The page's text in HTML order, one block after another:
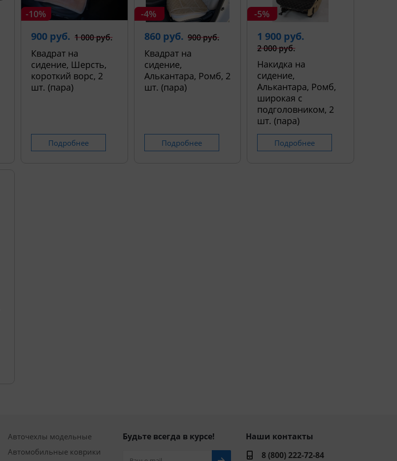
-10%
900 руб. 1 000 руб.
Квадрат на
сидение, Шерсть,
короткий ворс, 2
шт. (пара)
Подробнее
-4%
860 руб. 900 руб.
Квадрат на
сидение,
Алькантара, Ромб, 2
шт. (пара)
Подробнее
-5%
1 900 руб.
2 000 руб.
Накидка на
сидение,
Алькантара, Ромб,
широкая с
подголовником, 2
шт. (пара)
Подробнее
Авточехлы модельные
Автомобильные коврики
Будьте всегда в курсе!
Наши контакты
8 (800) 222-72-84